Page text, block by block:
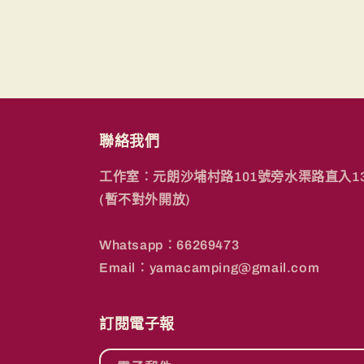
聯絡我們
工作室︰元朗沙埔村路101號旁水渠路直入
(暫不對外開放)
Whatsapp︰66269473
Email︰yamacamping@gmail.com
訂閱電子報